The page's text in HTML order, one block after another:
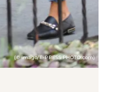
(© imago/E-PRESS PHOTO.com)